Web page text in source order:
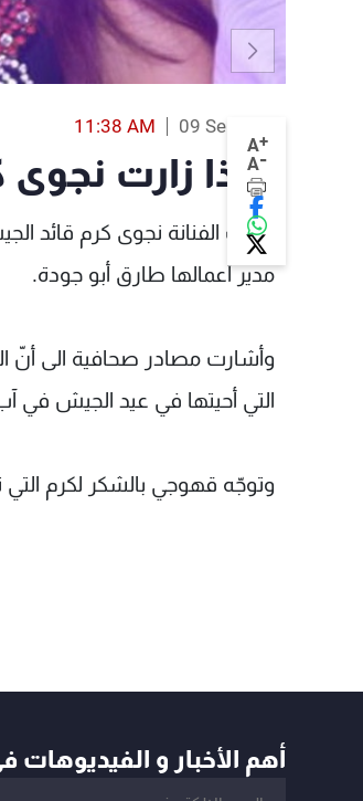
A+
A-
09 Sep 2016
11:38 AM
لماذا زارت
التقت الفنانة نجوى كرم قائد
مدير أعمالها طارق أبو جودة.
وأشارت مصادر صحافية الى أنّ
التي أحيتها في عيد الجيش في
وتوجّه قهوجي بالشكر لكرم التي
أهم الأخبار و الفيديوهات